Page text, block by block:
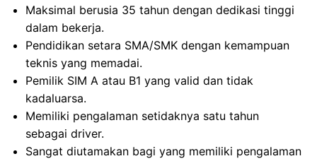
Maksimal berusia 35 tahun dengan dedikasi tinggi
dalam bekerja.
Pendidikan setara SMA/SMK dengan kemampuan
teknis yang memadai.
Pemilik SIM A atau B1 yang valid dan tidak
kadaluarsa.
Memiliki pengalaman setidaknya satu tahun
sebagai driver.
Sangat diutamakan bagi yang memiliki pengalaman